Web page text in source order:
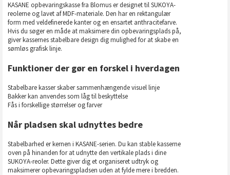
KASANE opbevaringskasse fra Blomus er designet til SUKOYA-
reolerne og lavet af MDF-materiale. Den har en rektangulær
form med veldefinerede kanter og en ensartet anthracitefarve.
Hvis du søger en måde at maksimere din opbevaringsplads på,
giver kassernes stabelbare design dig mulighed for at skabe en
sømløs grafisk linje.
Funktioner der gør en forskel i hverdagen
Stabelbare kasser skaber sammenhængende visuel linje
Bakker kan anvendes som låg til beskyttelse
Fås i forskellige størrelser og farver
Når pladsen skal udnyttes bedre
Stabelbarhed er kernen i KASANE-serien. Du kan stable kasserne
oven på hinanden for at udnytte den vertikale plads i dine
SUKOYA-reoler. Dette giver dig et organiseret udtryk og
maksimerer opbevaringspladsen uden at fylde mere i bredden.